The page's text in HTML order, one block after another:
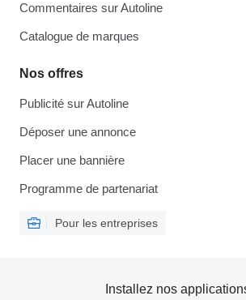
Commentaires sur Autoline
Catalogue de marques
Nos offres
Publicité sur Autoline
Déposer une annonce
Placer une bannière
Programme de partenariat
Pour les entreprises
Installez nos